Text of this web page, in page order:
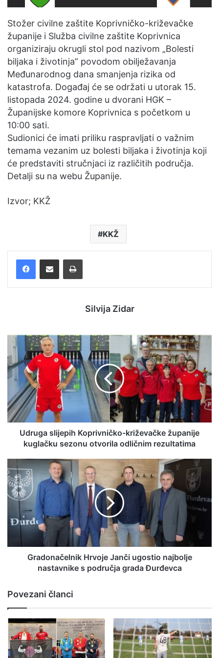
Stožer civilne zaštite Koprivničko-križevačke
županije i Služba civilne zaštite Koprivnica
organiziraju okrugli stol pod nazivom „Bolesti
biljaka i životinja” povodom obilježavanja
Međunarodnog dana smanjenja rizika od
katastrofa. Događaj će se održati u utorak 15.
listopada 2024. godine u dvorani HGK –
Županijske komore Koprivnica s početkom u
10:00 sati.
Sudionici će imati priliku raspravljati o važnim
temama vezanim uz bolesti biljaka i životinja koji
će predstaviti stručnjaci iz različitih područja.
Detalji su na webu Županije.
Izvor; KKŽ
KKŽ
Silvija Zidar
Udruga slijepih Koprivničko-križevačke županije
kuglačku sezonu otvorila odličnim rezultatima
Gradonačelnik Hrvoje Janči ugostio najbolje
nastavnike s područja grada Đurđevca
Povezani članci